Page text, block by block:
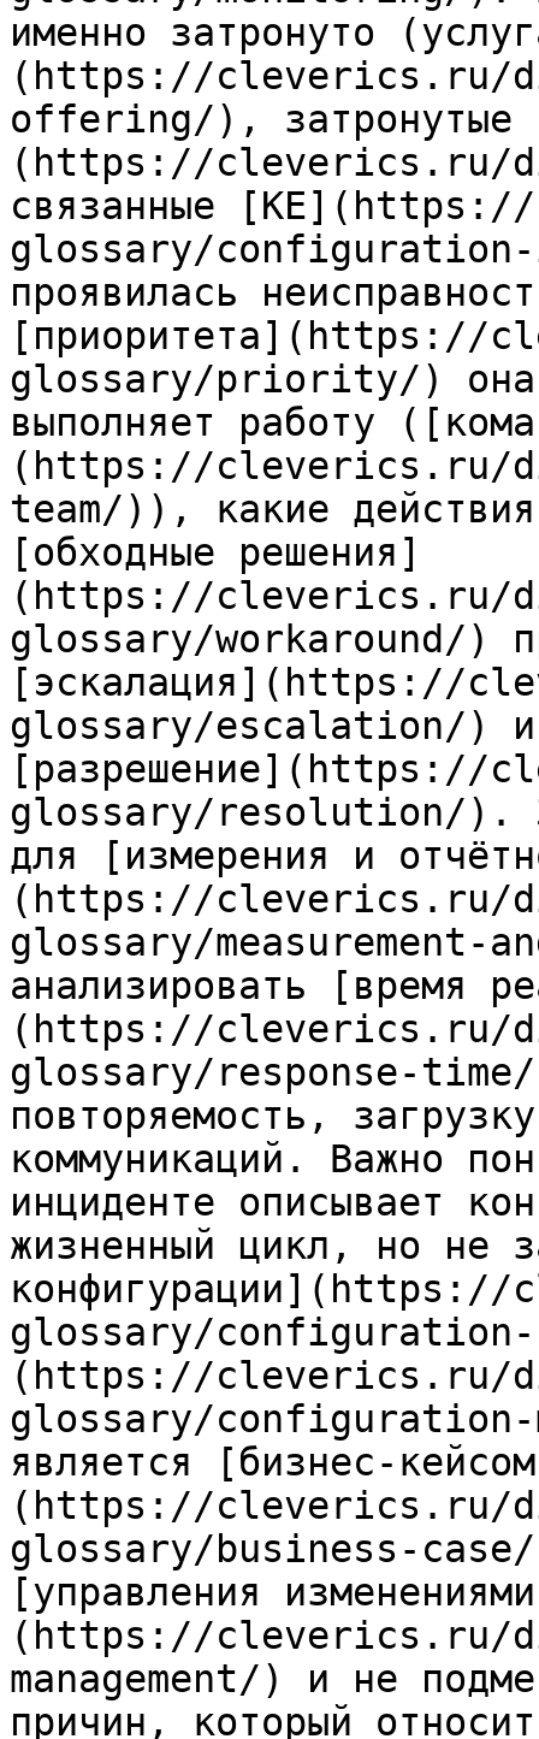
именно затронуто
(https://cleverics.ru/
offering/), затронутые
(https://cleverics.ru/
связанные
glossary/
проявилась
glossary/priority/) она
выполняет работу
(https://cleverics.ru/
team/)), какие
[обходные решения]
(https://cleverics.ru/
glossary/workaround/)
[эскалация](https://
glossary/escalation/) и
glossary/resolution/).
для [измерения и
(https://cleverics.ru/
glossary/measurement-
анализировать [время
(https://cleverics.ru/
glossary/response-
повторяемость,
коммуникаций. Важно
инциденте описывает
жизненный цикл, но не
glossary/configuration-
(https://cleverics.ru/
glossary/configuration-
является [бизнес-
(https://cleverics.ru/
glossary/business-case/
[управления
(https://cleverics.ru/
management/) и не
причин, который